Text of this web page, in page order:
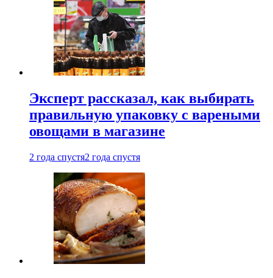
Эксперт рассказал, как выбирать
правильную упаковку с вареными
овощами в магазине
2 года спустя2 года спустя